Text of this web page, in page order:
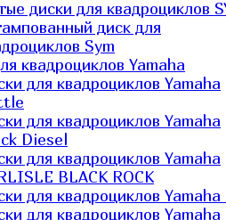
диски для квадроциклов
диск для
Sym
квадроциклов Yamaha
для квадроциклов Yamaha
для квадроциклов Yamaha
Diesel
для квадроциклов Yamaha
BLACK ROCK
для квадроциклов Yamaha
для квадроциклов Yamaha